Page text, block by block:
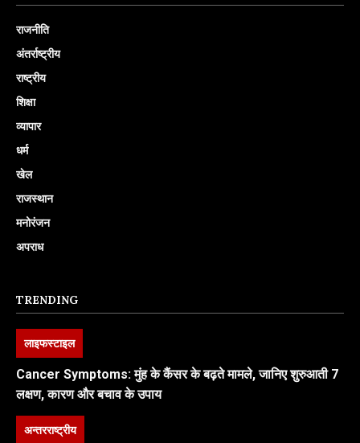
राजनीति
अंतर्राष्ट्रीय
राष्ट्रीय
शिक्षा
व्यापार
धर्म
खेल
राजस्थान
मनोरंजन
अपराध
TRENDING
लाइफस्टाइल
Cancer Symptoms: मुंह के कैंसर के बढ़ते मामले, जानिए शुरुआती 7
लक्षण, कारण और बचाव के उपाय
अन्तरराष्ट्रीय